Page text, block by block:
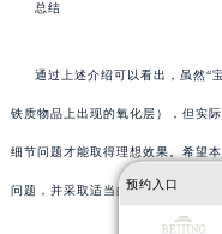
总结
通过上述介绍可以看出，虽然“
铁质物品上出现的氧化层），但实
细节问题才能取得理想效果。希望
问题，并采取适当的措施来延长它们
预约入口